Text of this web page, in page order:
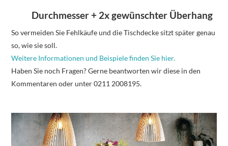
Durchmesser + 2x gewünschter Überhang
So vermeiden Sie Fehlkäufe und die Tischdecke sitzt später genau
so, wie sie soll.
Weitere Informationen und Beispiele finden Sie hier.
Haben Sie noch Fragen? Gerne beantworten wir diese in den
Kommentaren oder unter 0211 2008195.